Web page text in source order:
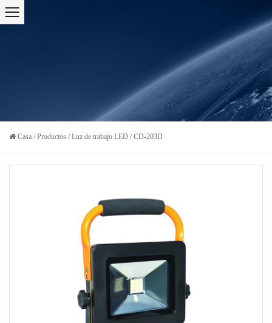
Casa /Productos /Luz de trabajo LED /CD-203D